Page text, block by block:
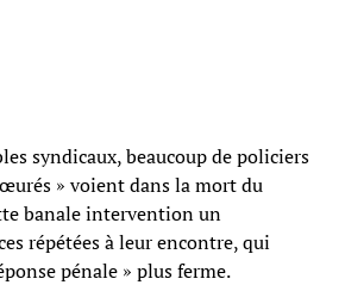
syndicaux, beaucoup de policiers
» voient dans la mort du
banale intervention un
répétées à leur encontre, qui
pénale » plus ferme.